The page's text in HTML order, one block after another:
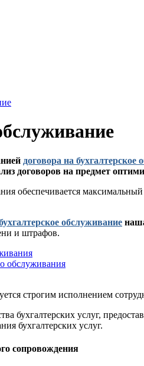
договора на бухгалтерское
договоров на предмет
обеспечивается
обслуживание
и штрафов.
обслуживания
строгим исполнением
бухгалтерских услуг,
бухгалтерских услуг.
сопровождения